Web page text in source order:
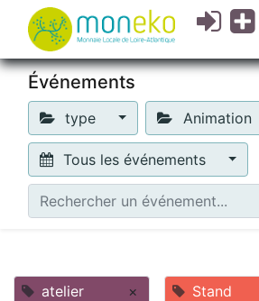
Événements
type Animation
Tous les événements
atelier
×
Stand